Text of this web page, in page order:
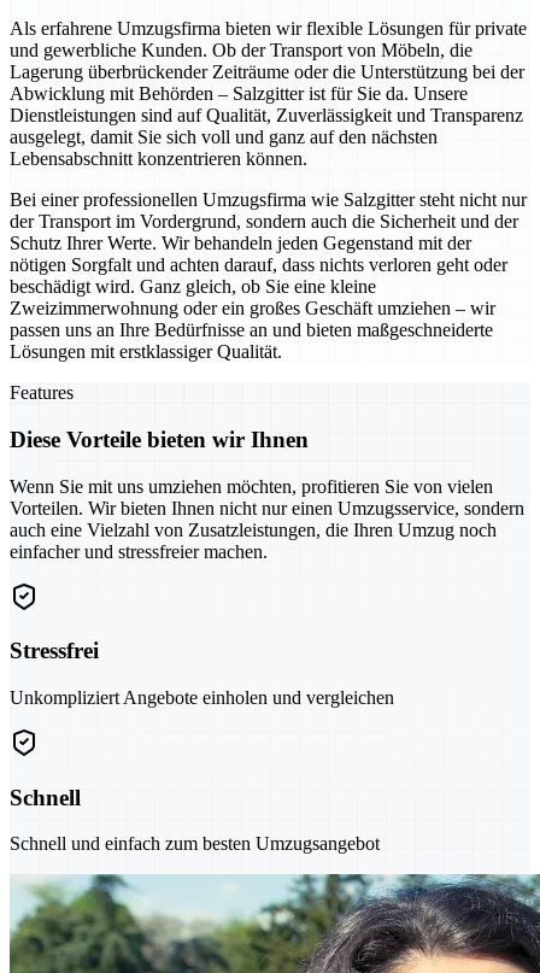
Als erfahrene Umzugsfirma bieten wir flexible Lösungen für private
und gewerbliche Kunden. Ob der Transport von Möbeln, die
Lagerung überbrückender Zeiträume oder die Unterstützung bei der
Abwicklung mit Behörden – Salzgitter ist für Sie da. Unsere
Dienstleistungen sind auf Qualität, Zuverlässigkeit und Transparenz
ausgelegt, damit Sie sich voll und ganz auf den nächsten
Lebensabschnitt konzentrieren können.
Bei einer professionellen Umzugsfirma wie Salzgitter steht nicht nur
der Transport im Vordergrund, sondern auch die Sicherheit und der
Schutz Ihrer Werte. Wir behandeln jeden Gegenstand mit der
nötigen Sorgfalt und achten darauf, dass nichts verloren geht oder
beschädigt wird. Ganz gleich, ob Sie eine kleine
Zweizimmerwohnung oder ein großes Geschäft umziehen – wir
passen uns an Ihre Bedürfnisse an und bieten maßgeschneiderte
Lösungen mit erstklassiger Qualität.
Features
Diese Vorteile bieten wir Ihnen
Wenn Sie mit uns umziehen möchten, profitieren Sie von vielen
Vorteilen. Wir bieten Ihnen nicht nur einen Umzugsservice, sondern
auch eine Vielzahl von Zusatzleistungen, die Ihren Umzug noch
einfacher und stressfreier machen.
Stressfrei
Unkompliziert Angebote einholen und vergleichen
Schnell
Schnell und einfach zum besten Umzugsangebot